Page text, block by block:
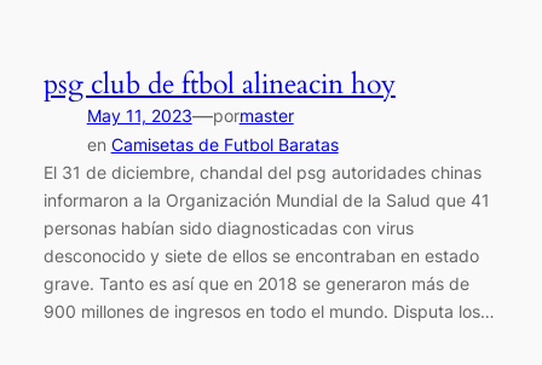
psg club de ftbol alineacin hoy
May 11, 2023—pormaster
en Camisetas de Futbol Baratas
El 31 de diciembre, chandal del psg autoridades chinas
informaron a la Organización Mundial de la Salud que 41
personas habían sido diagnosticadas con virus
desconocido y siete de ellos se encontraban en estado
grave. Tanto es así que en 2018 se generaron más de
900 millones de ingresos en todo el mundo. Disputa los…